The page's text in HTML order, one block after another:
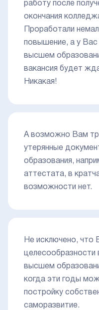
работу после
окончания
Проработали
повышение, а у
высшем
вакансия будет
Никакая!
А возможно Вам
утерянные
образования,
аттестата, в
возможности нет.
Не исключено, что
целесообразности
высшем
когда эти годы
постройку
саморазвитие.